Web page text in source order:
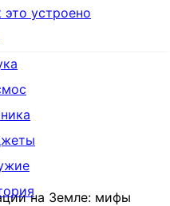
это устроено
на Земле: мифы